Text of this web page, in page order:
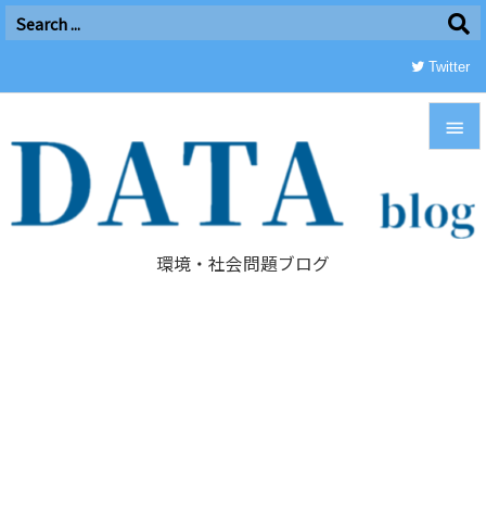
環境・社会問題ブログ

メニュ

Twitter